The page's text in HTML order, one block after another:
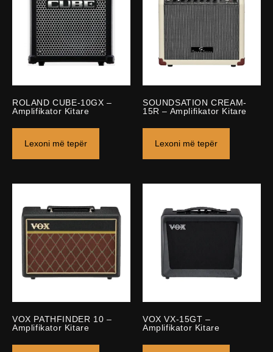
ROLAND CUBE-10GX –
Amplifikator Kitare
Lexoni më tepër
SOUNDSATION CREAM-
15R – Amplifikator Kitare
Lexoni më tepër
VOX PATHFINDER 10 –
Amplifikator Kitare
VOX VX-15GT –
Amplifikator Kitare